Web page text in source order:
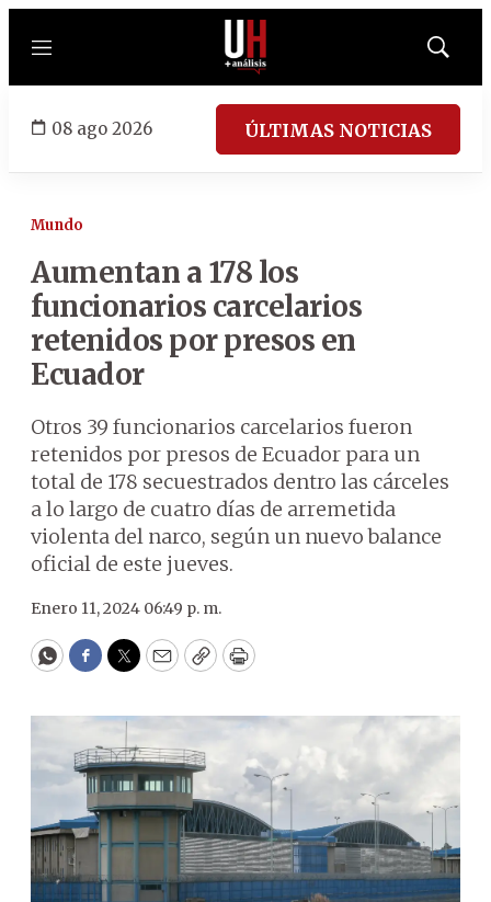
Menú
Mostrar
08 ago 2026 ÚLTIMAS NOTICIAS
Mundo
Aumentan a 178 los
funcionarios carcelarios
retenidos por presos en
Ecuador
Otros 39 funcionarios carcelarios fueron
retenidos por presos de Ecuador para un
total de 178 secuestrados dentro las cárceles
a lo largo de cuatro días de arremetida
violenta del narco, según un nuevo balance
oficial de este jueves.
Enero 11, 2024 06:49 p. m.
WhatsApp
Facebook
Twitter
EmailCopyPrint